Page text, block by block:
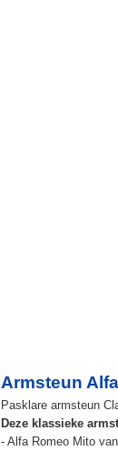
Armsteun
Pasklare armsteun
Deze klassieke
- Alfa Romeo Mito